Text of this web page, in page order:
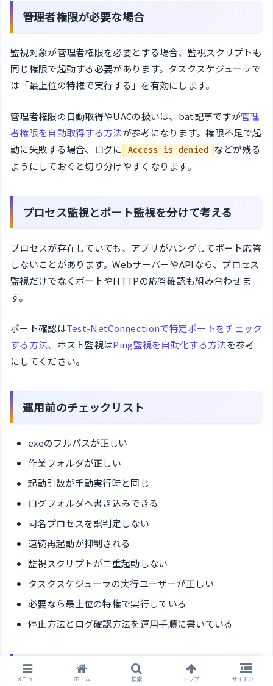
管理者権限が必要な場合
監視対象が管理者権限を必要とする場合、監視スクリプトも
同じ権限で起動する必要があります。タスクスケジューラで
は「最上位の特権で実行する」を有効にします。
管理者権限の自動取得やUACの扱いは、bat記事ですが管理
者権限を自動取得する方法が参考になります。権限不足で起
動に失敗する場合、ログに
Access is denied
などが残る
ようにしておくと切り分けやすくなります。
プロセス監視とポート監視を分けて考える
プロセスが存在していても、アプリがハングしてポート応答
しないことがあります。WebサーバーやAPIなら、プロセス
監視だけでなくポートやHTTPの応答確認も組み合わせま
す。
ポート確認はTest-NetConnectionで特定ポートをチェック
する方法、ホスト監視はPing監視を自動化する方法を参考
にしてください。
運用前のチェックリスト
exeのフルパスが正しい
作業フォルダが正しい
起動引数が手動実行時と同じ
ログフォルダへ書き込みできる
同名プロセスを誤判定しない
連続再起動が抑制される
監視スクリプトが二重起動しない
タスクスケジューラの実行ユーザーが正しい
必要なら最上位の特権で実行している
停止方法とログ確認方法を運用手順に書いている
まとめ
メニュー ホーム 検索 トップ サイドバー